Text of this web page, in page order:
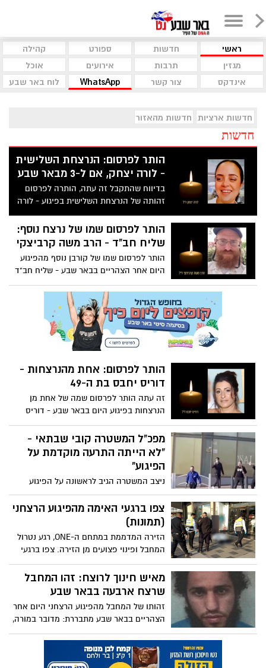
ראשי חדשות ספורט
קהילה
מגזין
תרבות אירועים
אוכל
אינדקס
צור קשר WhatsApp לוח באר שבע
חדשות ארציות חדשות מהאזור
חדשות
הותר לפרסום: הנרצחת השלישית
- לורה יצחק, אם ל-3 מבאר שבע
בדיווח שהתקבל זה עתה, הותרה לפרסום
זהותה של הנרצחת השלישית בפיגוע - לורה
יצחק, אם לשלושה ילדים מבאר שבע. היא
נדקרה בתחנת הדלק בידי המחבל
הותר לפרסום שמו של נרצח נוסף:
שליח חב"ד - הרב משה קרביצקי
הותר לפרסום שמו של קורבן נוסף מהפיגוע
היום אחר הצהריים בבאר שבע - שליח חב"ד
בשכונת נחל בקע, הרב משה קרביצקי. הוא
הותיר אחריו אישה וארבעה ילדים
הותר לפרסום: אחת מהנרצחות -
דוריס יחבס בת ה-49
זה עתה הותר לפרסום שמה של אחת מן
הנרצחות בפיגוע היום בבאר שבע - דוריס
יחבס בת ה-49, תושבת מושב גילת. אחד מן
הפרמדיקים בזירה הינו בן משפחתה
מפכ"ל המשטרה קובי שבתאי -
"לא הייתה התרעה מוקדמת על
הפיגוע"
ניצב המשטרה הגיב לראשונה על הפיגוע
הקשה אחר הצהריים בעיר ואמר - "לא
נתקלנו זמן רב בפיגוע בהיקפים כאלה''. גם
מפקד מחוז דרום - ניצב פרץ עמר הגיב על
צפו ברגעי האימה מהפיגוע הרצחני
(תמונות)
הזירה המדממת במתחם ה-ONE, רגע נטרול
המחבל ופינוי פצועים מן הזירה. צפו ברגעי
האימה אחר הצהריים מבאר שבע
מאיש חינוך לרוצח: זהו המחבל
שרצח ארבעה בבאר שבע
זהותו של המחבל מהפיגוע הרצחני היום אחר
הצהריים בבאר שבע מתבררת: מדובר במורה,
תושב חורה אשר מוכר למשטרה ואף ריצה
עונש מאסר בעבר.